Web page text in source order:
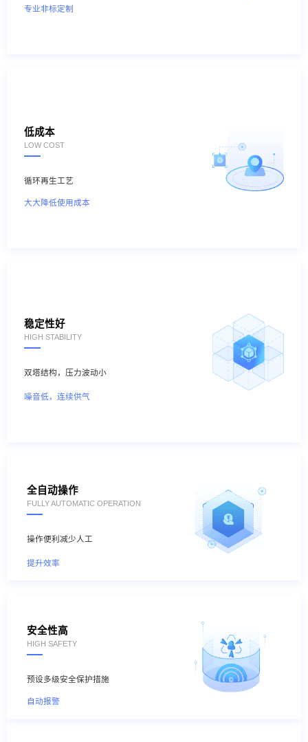
专业非标定制
低成本
LOW COST
循环再生工艺
大大降低使用成本
稳定性好
HIGH STABILITY
双塔结构，压力波动小
噪音低，连续供气
全自动操作
FULLY AUTOMATIC OPERATION
操作便利减少人工
提升效率
安全性高
HIGH SAFETY
预设多级安全保护措施
自动报警